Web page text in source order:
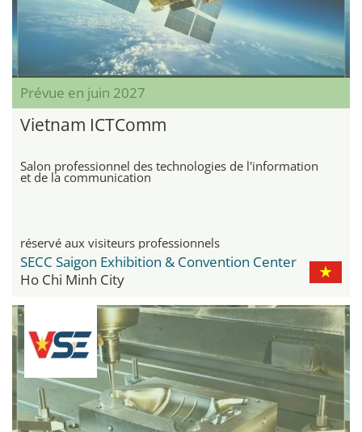
Prévue en juin 2027
Vietnam ICTComm
Salon professionnel des technologies de l'information
et de la communication
réservé aux visiteurs professionnels
SECC Saigon Exhibition & Convention Center
Ho Chi Minh City